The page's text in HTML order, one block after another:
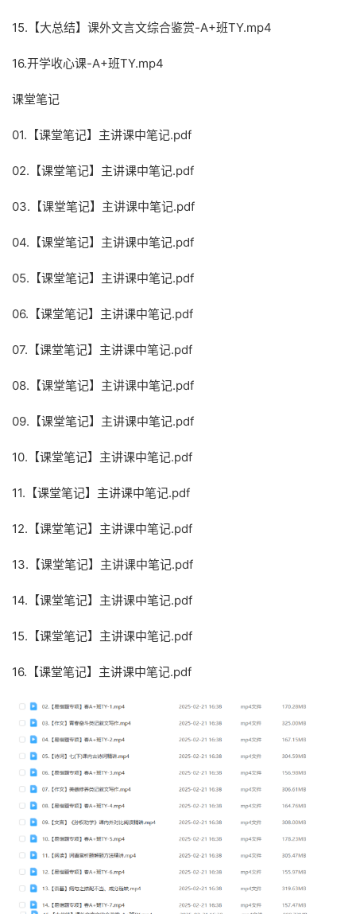
15.【大总结】课外文言文综合鉴赏-A+班TY.mp4
16.开学收心课-A+班TY.mp4
课堂笔记
01.【课堂笔记】主讲课中笔记.pdf
02.【课堂笔记】主讲课中笔记.pdf
03.【课堂笔记】主讲课中笔记.pdf
04.【课堂笔记】主讲课中笔记.pdf
05.【课堂笔记】主讲课中笔记.pdf
06.【课堂笔记】主讲课中笔记.pdf
07.【课堂笔记】主讲课中笔记.pdf
08.【课堂笔记】主讲课中笔记.pdf
09.【课堂笔记】主讲课中笔记.pdf
10.【课堂笔记】主讲课中笔记.pdf
11.【课堂笔记】主讲课中笔记.pdf
12.【课堂笔记】主讲课中笔记.pdf
13.【课堂笔记】主讲课中笔记.pdf
14.【课堂笔记】主讲课中笔记.pdf
15.【课堂笔记】主讲课中笔记.pdf
16.【课堂笔记】主讲课中笔记.pdf